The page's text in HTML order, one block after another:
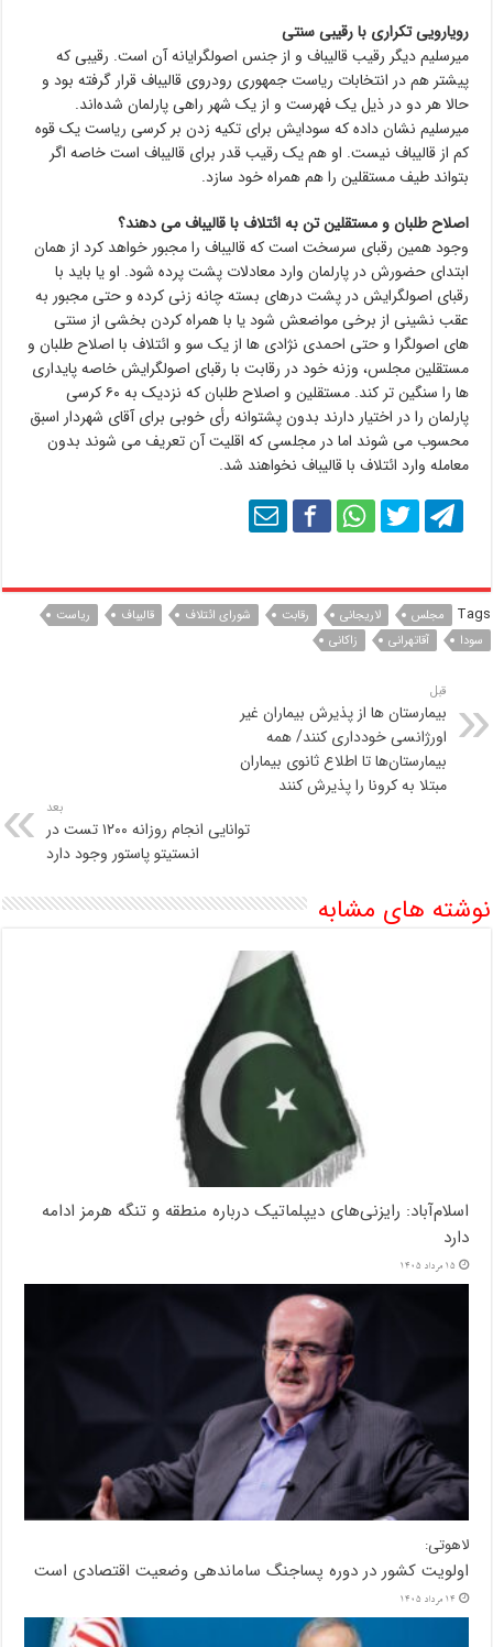
رویارویی تکراری با رقیبی سنتی
میرسلیم دیگر رقیب قالیباف و از جنس اصولگرایانه آن است. رقیبی که
پیشتر هم در انتخابات ریاست جمهوری رودروی قالیباف قرار گرفته بود و
حالا هر دو در ذیل یک فهرست و از یک شهر راهی پارلمان شده‌اند.
میرسلیم نشان داده که سودایش برای تکیه زدن بر کرسی ریاست یک قوه
کم از قالیباف نیست. او هم یک رقیب قدر برای قالیباف است خاصه اگر
بتواند طیف مستقلین را هم همراه خود سازد.
اصلاح طلبان و مستقلین تن به ائتلاف با قالیباف می دهند؟
وجود همین رقبای سرسخت است که قالیباف را مجبور خواهد کرد از همان
ابتدای حضورش در پارلمان وارد معادلات پشت پرده شود. او یا باید با
رقبای اصولگرایش در پشت درهای بسته چانه زنی کرده و حتی مجبور به
عقب نشینی از برخی مواضعش شود یا با همراه کردن بخشی از سنتی
های اصولگرا و حتی احمدی نژادی ها از یک سو و ائتلاف با اصلاح طلبان و
مستقلین مجلس، وزنه خود در رقابت با رقبای اصولگرایش خاصه پایداری
ها را سنگین تر کند. مستقلین و اصلاح طلبان که نزدیک به ۶۰ کرسی
پارلمان را در اختیار دارند بدون پشتوانه رأی خوبی برای آقای شهردار اسبق
محسوب می شوند اما در مجلسی که اقلیت آن تعریف می شوند بدون
معامله وارد ائتلاف با قالیباف نخواهند شد.
Tags مجلس لاریجانی رقابت شورای ائتلاف قالیباف
ریاست
سودا
آقاتهرانی زاکانی
قبل
بیمارستان ها از پذیرش بیماران غیر
اورژانسی خودداری کنند/ همه
بیمارستان‌ها تا اطلاع ثانوی بیماران
مبتلا به کرونا را پذیرش کنند
بعد
توانایی انجام روزانه ١٢٠٠ تست در
انستیتو پاستور وجود دارد
نوشته های مشابه
اسلام‌آباد: رایزنی‌های دیپلماتیک درباره منطقه و تنگه هرمز ادامه
دارد
15 مرداد 1405
لاهوتی:
اولویت کشور در دوره پساجنگ ساماندهی وضعیت اقتصادی است
14 مرداد 1405